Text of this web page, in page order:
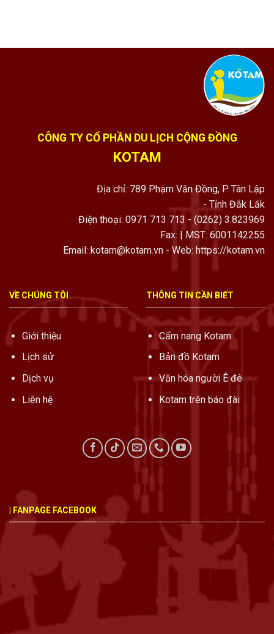
CÔNG TY CỔ PHẦN DU LỊCH CỘNG ĐỒNG
KOTAM
Địa chỉ: 789 Phạm Văn Đồng, P. Tân Lập
- Tỉnh Đắk Lắk
Điện thoại: 0971 713 713 - (0262) 3.823969
Fax: | MST: 6001142255
Email: kotam@kotam.vn - Web: https://kotam.vn
VỀ CHÚNG TÔI
Giới thiệu
Lịch sử
Dịch vụ
Liên hệ
THÔNG TIN CẦN BIẾT
Cẩm nang Kotam
Bản đồ Kotam
Văn hóa người Ê đê
Kotam trên báo đài
| FANPAGE FACEBOOK